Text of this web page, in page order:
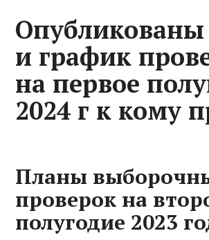
и график
на первое
2024 г к кому
Планы
проверок на
полугодие 2023